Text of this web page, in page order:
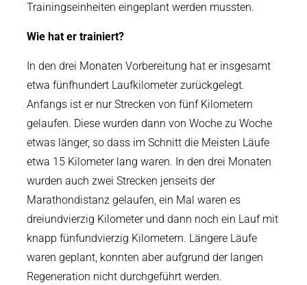
Trainingseinheiten eingeplant werden mussten.
Wie hat er trainiert?
In den drei Monaten Vorbereitung hat er insgesamt
etwa fünfhundert Laufkilometer zurückgelegt.
Anfangs ist er nur Strecken von fünf Kilometern
gelaufen. Diese wurden dann von Woche zu Woche
etwas länger, so dass im Schnitt die Meisten Läufe
etwa 15 Kilometer lang waren. In den drei Monaten
wurden auch zwei Strecken jenseits der
Marathondistanz gelaufen, ein Mal waren es
dreiundvierzig Kilometer und dann noch ein Lauf mit
knapp fünfundvierzig Kilometern. Längere Läufe
waren geplant, konnten aber aufgrund der langen
Regeneration nicht durchgeführt werden.